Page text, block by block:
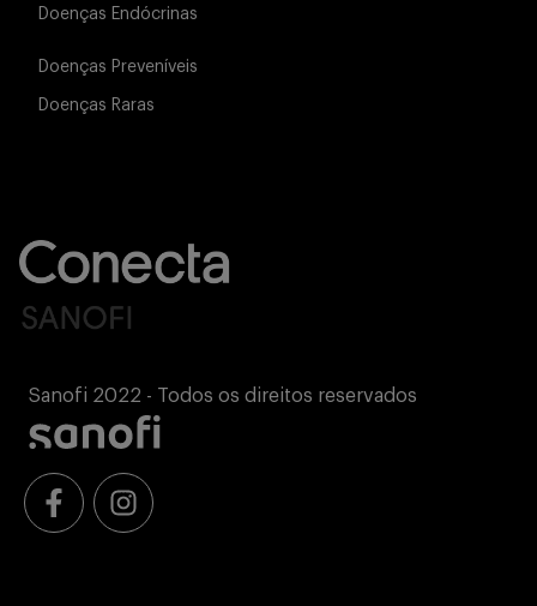
Doenças Endócrinas
Doenças Preveníveis
Doenças Raras
Sanofi 2022 - Todos os direitos reservados